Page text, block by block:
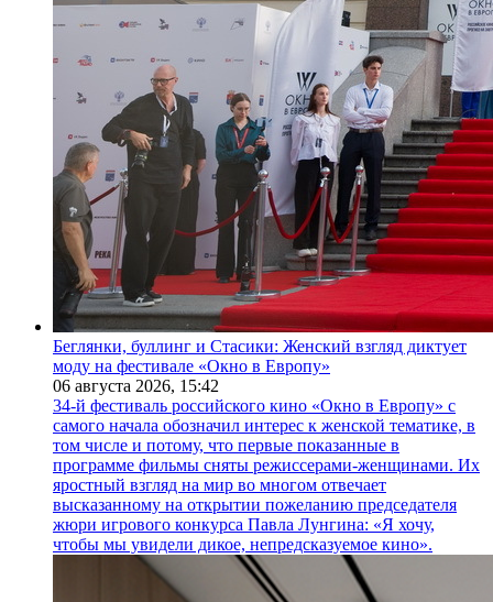
Беглянки, буллинг и Стасики: Женский взгляд диктует
моду на фестивале «Окно в Европу»
06 августа 2026, 15:42
34-й фестиваль российского кино «Окно в Европу» с
самого начала обозначил интерес к женской тематике, в
том числе и потому, что первые показанные в
программе фильмы сняты режиссерами-женщинами. Их
яростный взгляд на мир во многом отвечает
высказанному на открытии пожеланию председателя
жюри игрового конкурса Павла Лунгина: «Я хочу,
чтобы мы увидели дикое, непредсказуемое кино».